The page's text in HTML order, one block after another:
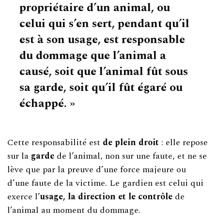
propriétaire d’un animal, ou
celui qui s’en sert, pendant qu’il
est à son usage, est responsable
du dommage que l’animal a
causé, soit que l’animal fût sous
sa garde, soit qu’il fût égaré ou
échappé. »
Cette responsabilité est de plein droit : elle repose
sur la garde de l’animal, non sur une faute, et ne se
lève que par la preuve d’une force majeure ou
d’une faute de la victime. Le gardien est celui qui
exerce l’usage, la direction et le contrôle de
l’animal au moment du dommage.